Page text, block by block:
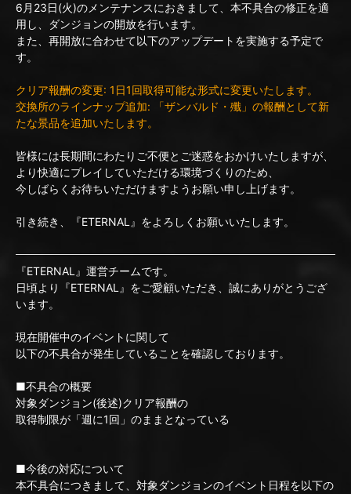
6月23日(火)のメンテナンスにおきまして、本不具合の修正を適
用し、ダンジョンの開放を行います。
また、再開放に合わせて以下のアップデートを実施する予定で
す。
クリア報酬の変更: 1日1回取得可能な形式に変更いたします。
交換所のラインナップ追加: 「ザンバルド・殲」の報酬として新
たな景品を追加いたします。
皆様には長期間にわたりご不便とご迷惑をおかけいたしますが、
より快適にプレイしていただける環境づくりのため、
今しばらくお待ちいただけますようお願い申し上げます。
引き続き、『ETERNAL』をよろしくお願いいたします。
『ETERNAL』運営チームです。
日頃より『ETERNAL』をご愛顧いただき、誠にありがとうござ
います。
現在開催中のイベントに関して
以下の不具合が発生していることを確認しております。
■不具合の概要
対象ダンジョン(後述)クリア報酬の
取得制限が「週に1回」のままとなっている
■今後の対応について
本不具合につきまして、対象ダンジョンのイベント日程を以下の